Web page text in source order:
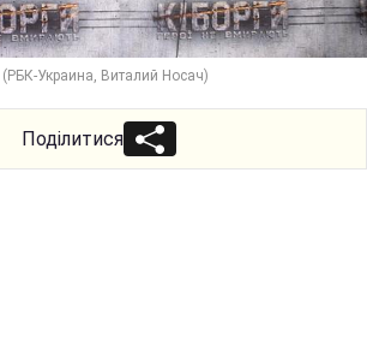
Украина, Виталий Носач)
Поділитися